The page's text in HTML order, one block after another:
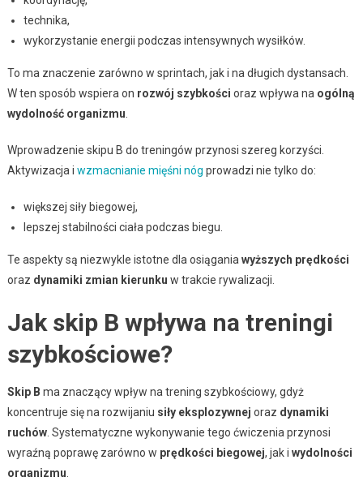
technika,
wykorzystanie energii podczas intensywnych wysiłków.
To ma znaczenie zarówno w sprintach, jak i na długich dystansach.
W ten sposób wspiera on rozwój szybkości oraz wpływa na ogólną
wydolność organizmu
Wprowadzenie skipu B do treningów przynosi szereg korzyści.
Aktywizacja i wzmacnianie mięśni nóg prowadzi nie tylko do:
większej siły biegowej,
lepszej stabilności ciała podczas biegu.
Te aspekty są niezwykle istotne dla osiągania wyższych prędkości
oraz dynamiki zmian kierunku w trakcie rywalizacji.
Jak skip B wpływa na treningi
szybkościowe?
Skip B ma znaczący wpływ na trening szybkościowy, gdyż
koncentruje się na rozwijaniu siły eksplozywnej oraz dynamiki
ruchów. Systematyczne wykonywanie tego ćwiczenia przynosi
wyraźną poprawę zarówno w prędkości biegowej, jak i wydolności
organizmu